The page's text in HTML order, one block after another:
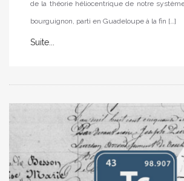
de la théorie héliocentrique de notre système
bourguignon, parti en Guadeloupe à la fin […]
Suite...